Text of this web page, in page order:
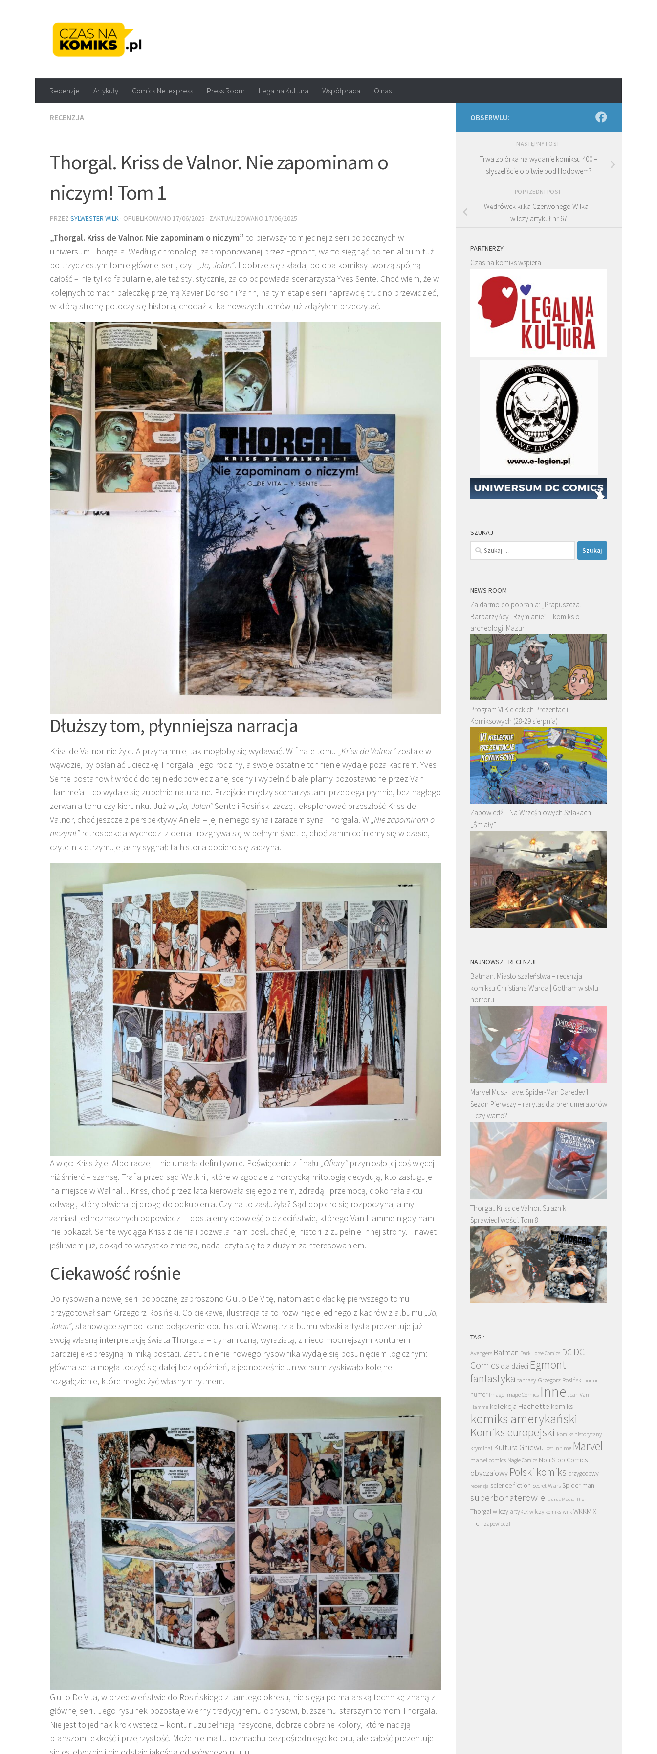
Recenzje Artykuły Comics Netexpress Press Room Legalna Kultura Współpraca O nas
RECENZJA
Thorgal. Kriss de Valnor. Nie zapominam o
niczym! Tom 1
PRZEZ SYLWESTER WILK · OPUBLIKOWANO 17/06/2025 · ZAKTUALIZOWANO 17/06/2025
„Thorgal. Kriss de Valnor. Nie zapominam o niczym” to pierwszy tom jednej z serii pobocznych w
uniwersum Thorgala. Według chronologii zaproponowanej przez Egmont, warto sięgnąć po ten album tuż
po trzydziestym tomie głównej serii, czyli „Ja, Jolan”. I dobrze się składa, bo oba komiksy tworzą spójną
całość – nie tylko fabularnie, ale też stylistycznie, za co odpowiada scenarzysta Yves Sente. Choć wiem, że w
kolejnych tomach pałeczkę przejmą Xavier Dorison i Yann, na tym etapie serii naprawdę trudno przewidzieć,
w którą stronę potoczy się historia, chociaż kilka nowszych tomów już zdążyłem przeczytać.
Dłuższy tom, płynniejsza narracja
Kriss de Valnor nie żyje. A przynajmniej tak mogłoby się wydawać. W finale tomu „Kriss de Valnor”zostaje w
wąwozie, by osłaniać ucieczkę Thorgala i jego rodziny, a swoje ostatnie tchnienie wydaje poza kadrem. Yves
Sente postanowił wrócić do tej niedopowiedzianej sceny i wypełnić białe plamy pozostawione przez Van
Hamme’a – co wydaje się zupełnie naturalne. Przejście między scenarzystami przebiega płynnie, bez nagłego
zerwania tonu czy kierunku. Już w„Ja, Jolan”Sente i Rosiński zaczęli eksplorować przeszłość Kriss de
Valnor, choć jeszcze z perspektywy Aniela – jej niemego syna i zarazem syna Thorgala. W„Nie zapominam o
niczym!”retrospekcja wychodzi z cienia i rozgrywa się w pełnym świetle, choć zanim cofniemy się w czasie,
czytelnik otrzymuje jasny sygnał: ta historia dopiero się zaczyna.
A więc: Kriss żyje. Albo raczej – nie umarła definitywnie. Poświęcenie z finału „Ofiary”przyniosło jej coś więcej
niż śmierć – szansę. Trafia przed sąd Walkirii, które w zgodzie z nordycką mitologią decydują, kto zasługuje
na miejsce w Walhalli. Kriss, choć przez lata kierowała się egoizmem, zdradą i przemocą, dokonała aktu
odwagi, który otwiera jej drogę do odkupienia. Czy na to zasłużyła? Sąd dopiero się rozpoczyna, a my –
zamiast jednoznacznych odpowiedzi – dostajemy opowieść o dzieciństwie, którego Van Hamme nigdy nam
nie pokazał. Sente wyciąga Kriss z cienia i pozwala nam posłuchać jej historii z zupełnie innej strony. I nawet
jeśli wiem już, dokąd to wszystko zmierza, nadal czyta się to z dużym zainteresowaniem.
Ciekawość rośnie
Do rysowania nowej serii pobocznej zaproszono Giulio De Vitę, natomiast okładkę pierwszego tomu
przygotował sam Grzegorz Rosiński. Co ciekawe, ilustracja ta to rozwinięcie jednego z kadrów z albumu „Ja,
Jolan”, stanowiące symboliczne połączenie obu historii. Wewnątrz albumu włoski artysta prezentuje już
swoją własną interpretację świata Thorgala – dynamiczną, wyrazistą, z nieco mocniejszym konturem i
bardziej ekspresyjną mimiką postaci. Zatrudnienie nowego rysownika wydaje się posunięciem logicznym:
główna seria mogła toczyć się dalej bez opóźnień, a jednocześnie uniwersum zyskiwało kolejne
rozgałęzienie, które mogło żyć własnym rytmem.
Giulio De Vita, w przeciwieństwie do Rosińskiego z tamtego okresu, nie sięga po malarską technikę znaną z
głównej serii. Jego rysunek pozostaje wierny tradycyjnemu obrysowi, bliższemu starszym tomom Thorgala.
Nie jest to jednak krok wstecz – kontur uzupełniają nasycone, dobrze dobrane kolory, które nadają
planszom lekkość i przejrzystość. Może nie ma tu rozmachu bezpośredniego koloru, ale całość prezentuje
OBSERWUJ:
NASTĘPNY POST
Trwa zbiórka na wydanie komiksu 400 –
słyszeliście o bitwie pod Hodowem?
POPRZEDNI POST
Wędrówek kilka Czerwonego Wilka –
wilczy artykuł nr 67
PARTNERZY
Czas na komiks wspiera:
SZUKAJ
Szukaj:
NEWS ROOM
Za darmo do pobrania: „Prapuszcza.
Barbarzyńcy i Rzymianie” – komiks o
archeologii Mazur
Program VI Kieleckich Prezentacji
Komiksowych (28-29 sierpnia)
Zapowiedź – Na Wrześniowych Szlakach
„Śmiały”
NAJNOWSZE RECENZJE
Batman. Miasto szaleństwa – recenzja
komiksu Christiana Warda | Gotham w stylu
horroru
Marvel Must-Have: Spider-Man Daredevil.
Sezon Pierwszy – rarytas dla prenumeratorów
– czy warto?
Thorgal. Kriss de Valnor. Strażnik
Sprawiedliwości. Tom 8
TAGI:
Avengers Batman Dark Horse Comics DC DC
Comics dla dzieci Egmont
fantastyka fantasy Grzegorz Rosiński horror
humor Image Image Comics Inne Jean Van
Hamme kolekcja Hachette komiks
komiks amerykański
Komiks europejski komiks historyczny
kryminał Kultura Gniewu lost in time Marvel
marvel comics Nagle Comics Non Stop Comics
obyczajowy Polski komiks przygodowy
recenzja science fiction Secret Wars Spider-man
superbohaterowie Taurus Media Thor
Thorgalwilczy artykuł wilczy komiks wilk WKKM X-
men zapowiedzi